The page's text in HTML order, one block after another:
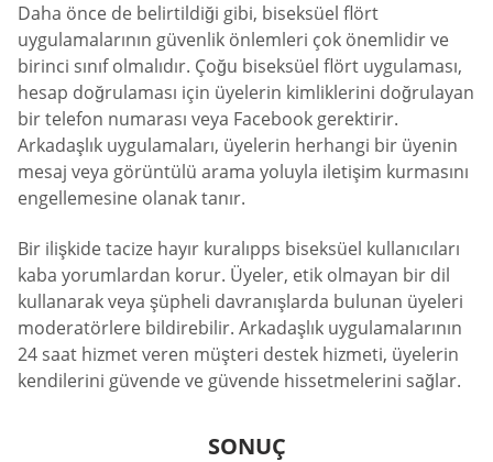
Daha önce de belirtildiği gibi, biseksüel flört
uygulamalarının güvenlik önlemleri çok önemlidir ve
birinci sınıf olmalıdır. Çoğu biseksüel flört uygulaması,
hesap doğrulaması için üyelerin kimliklerini doğrulayan
bir telefon numarası veya Facebook gerektirir.
Arkadaşlık uygulamaları, üyelerin herhangi bir üyenin
mesaj veya görüntülü arama yoluyla iletişim kurmasını
engellemesine olanak tanır.
Bir ilişkide tacize hayır kuralıpps biseksüel kullanıcıları
kaba yorumlardan korur. Üyeler, etik olmayan bir dil
kullanarak veya şüpheli davranışlarda bulunan üyeleri
moderatörlere bildirebilir. Arkadaşlık uygulamalarının
24 saat hizmet veren müşteri destek hizmeti, üyelerin
kendilerini güvende ve güvende hissetmelerini sağlar.
SONUÇ